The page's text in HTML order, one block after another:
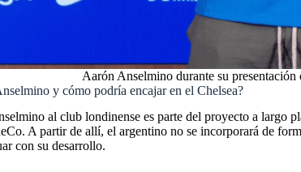
Aarón Anselmino durante su
y cómo podría encajar en el Chelsea?
al club londinense es parte del proyecto a largo
A partir de allí, el argentino no se incorporará de
con su desarrollo.